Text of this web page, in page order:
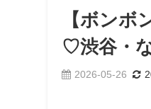
【ボンボ
♡渋谷・
2026-05-26